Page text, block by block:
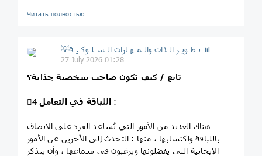
Читать полностью…
💡تـطـويـر الـذات والـمـهـارات الـسـلـوكـيـة 📊
27 July 2026 01:28
تابع / كيف تكون صاحب شخصية جذابة؟
4⃣اللباقة في التعامل :
هناك العديد من الأمور التي تُساعد الفرد على الاتصاف
باللباقة واكتسابها ، منها : التحدث إلى الآخرين عن الأمور
الإيجابية التي يفضلونها ويرغبون في سماعها ، وأن يتذكر